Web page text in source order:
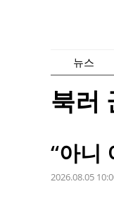
뉴스
북러
“아니
2026.08.05